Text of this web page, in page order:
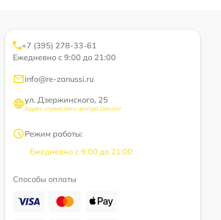
+7 (395) 278-33-61
Ежедневно с 9:00 до 21:00
info@re-zanussi.ru
ул. Дзержинского, 25
Адрес сервисного центра Zanussi
Режим работы:
Ежедневно с 9:00 до 21:00
Способы оплаты